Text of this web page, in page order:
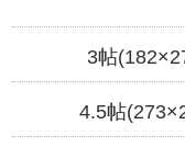
3帖
4.5帖